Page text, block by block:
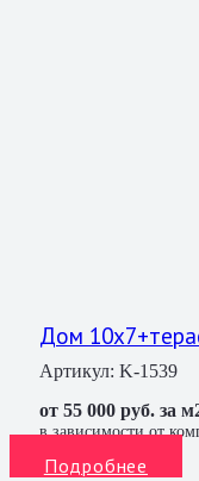
Дом
Артикул: K-1539
от 55 000 руб. за
в зависимости от
Подробнее